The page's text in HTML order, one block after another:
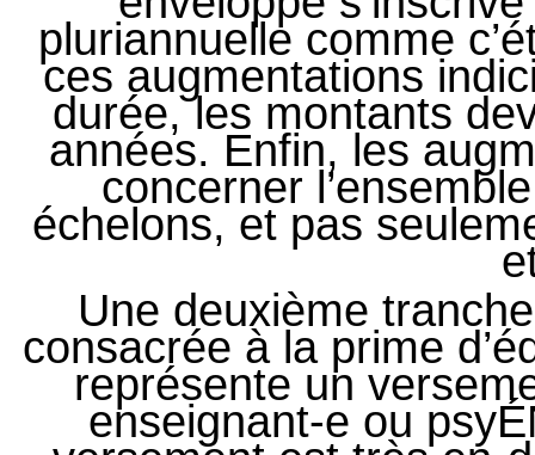
pluriannuelle comme
ces augmentations
durée, les montants
années. Enfin, les
concerner
échelons, et pas
Une deuxième
consacrée à la prime
représente un
enseignant-e ou